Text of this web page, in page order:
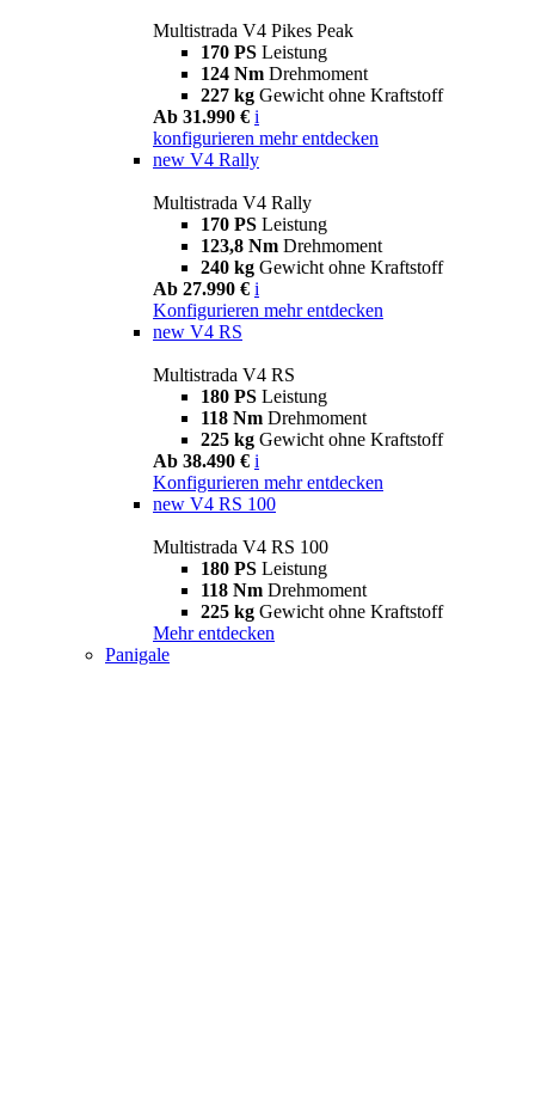
Multistrada V4 Pikes Peak
170 PS Leistung
124 Nm Drehmoment
227 kg Gewicht ohne Kraftstoff
Ab 31.990 € i
konfigurieren mehr entdecken
new V4 Rally
Multistrada V4 Rally
170 PS Leistung
123,8 Nm Drehmoment
240 kg Gewicht ohne Kraftstoff
Ab 27.990 € i
Konfigurieren mehr entdecken
new V4 RS
Multistrada V4 RS
180 PS Leistung
118 Nm Drehmoment
225 kg Gewicht ohne Kraftstoff
Ab 38.490 € i
Konfigurieren mehr entdecken
new V4 RS 100
Multistrada V4 RS 100
180 PS Leistung
118 Nm Drehmoment
225 kg Gewicht ohne Kraftstoff
Mehr entdecken
Panigale